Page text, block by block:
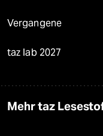
Vergangene
taz lab 2027
Mehr taz